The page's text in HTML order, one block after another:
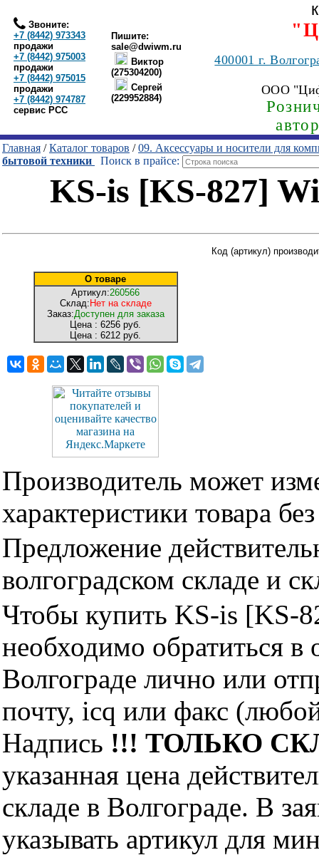
Звоните:
+7 (8442) 973343
продажи
+7 (8442) 975003
продажи
+7 (8442) 975015
продажи
+7 (8442) 974787
сервис РСС
Пишите:
sale@dwiwm.ru
Виктор
(275304200)
Сергей
(229952884)
400001г.
ООО
Главная /Каталог товаров /09. Аксессуары и носители для
бытовой техники
Поиск в прайсе:
KS-is [KS-827]
О товаре
Артикул:260566
Склад: Нет на складе
Заказ:Доступен для заказа
Цена : 6256 руб.
Цена : 6212 руб.
Код (артикул)
Производитель может
характеристики товара
Предложение
волгоградском складе и
Чтобы купить KS-is [KS-
необходимо
Волгограде лично или
почту, icq или факс
Надпись !!! ТОЛЬКО
указанная цена
складе в Волгограде. В
указывать артикул для